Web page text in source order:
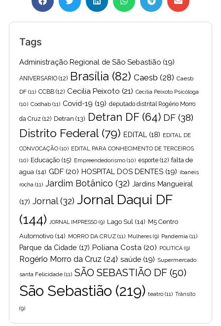
Tags
Administração Regional de São Sebastião (19)
ANIVERSARIO (12) Brasília (82) Caesb (28) Caesb
DF (11) CCBB (12) Cecilia Peixoto (21) Cecília Peixoto Psicóloga
(10) Codhab (11) Covid-19 (19) deputado distrital Rogério Morro
da Cruz (12) Detran (13) Detran DF(64) DF (38)
Distrito Federal(79) EDITAL (18) EDITAL DE
CONVOCAÇÃO (10) EDITAL PARA CONHECIMENTO DE TERCEIROS
(10) Educação (15) Empreendedorismo (10) esporte (12) falta de
agua (14) GDF (20) HOSPITAL DOS DENTES (19) ibaneis
rocha (11) Jardim Botânico (32) Jardins Mangueiral
(17) Jornal(32) Jornal Daqui DF
(144)
JORNAL IMPRESSO (9) Lago Sul (14) M5 Centro
Automotivo (14) MORRO DA CRUZ (11) Mulheres (9) Pandemia (11)
Parque da Cidade (17) Poliana Costa (20) POLITICA (9)
Rogério Morro da Cruz (24) saúde (19) Supermercado
santa Felicidade (11) SÃO SEBASTIÃO DF (50)
São Sebastião (219) teatro (11) Trânsito
(9)